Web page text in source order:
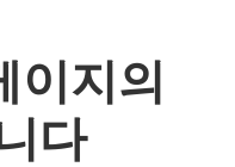
이지의
다